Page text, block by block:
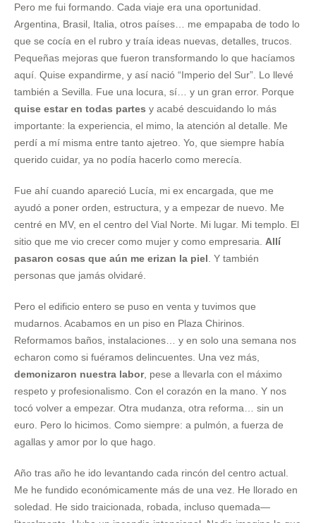
Pero me fui formando. Cada viaje era una oportunidad.
Argentina, Brasil, Italia, otros países… me empapaba de todo lo
que se cocía en el rubro y traía ideas nuevas, detalles, trucos.
Pequeñas mejoras que fueron transformando lo que hacíamos
aquí. Quise expandirme, y así nació “Imperio del Sur”. Lo llevé
también a Sevilla. Fue una locura, sí… y un gran error. Porque
quise estar en todas partes y acabé descuidando lo más
importante: la experiencia, el mimo, la atención al detalle. Me
perdí a mí misma entre tanto ajetreo. Yo, que siempre había
querido cuidar, ya no podía hacerlo como merecía.
Fue ahí cuando apareció Lucía, mi ex encargada, que me
ayudó a poner orden, estructura, y a empezar de nuevo. Me
centré en MV, en el centro del Vial Norte. Mi lugar. Mi templo. El
sitio que me vio crecer como mujer y como empresaria. Allí
pasaron cosas que aún me erizan la piel . Y también
personas que jamás olvidaré.
Pero el edificio entero se puso en venta y tuvimos que
mudarnos. Acabamos en un piso en Plaza Chirinos.
Reformamos baños, instalaciones… y en solo una semana nos
echaron como si fuéramos delincuentes. Una vez más,
demonizaron nuestra labor, pese a llevarla con el máximo
respeto y profesionalismo. Con el corazón en la mano. Y nos
tocó volver a empezar. Otra mudanza, otra reforma… sin un
euro. Pero lo hicimos. Como siempre: a pulmón, a fuerza de
agallas y amor por lo que hago.
Año tras año he ido levantando cada rincón del centro actual.
Me he fundido económicamente más de una vez. He llorado en
soledad. He sido traicionada, robada, incluso quemada—